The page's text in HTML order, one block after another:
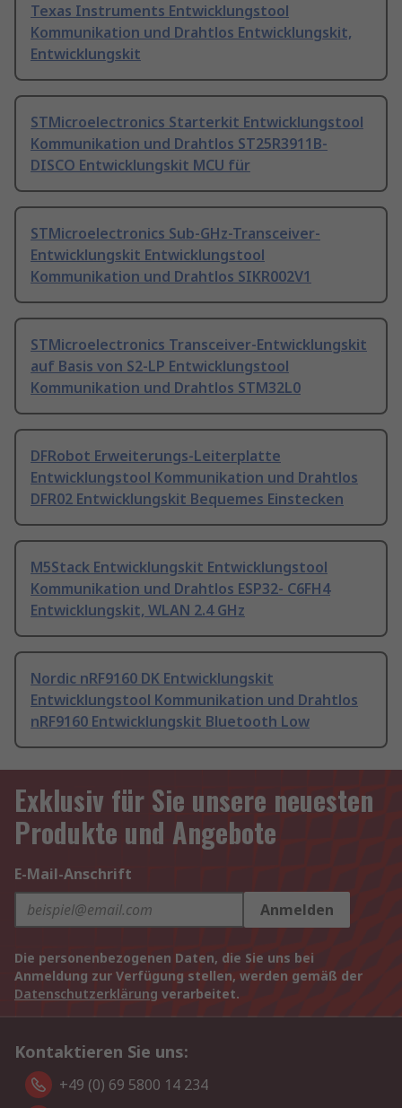
Texas Instruments Entwicklungstool
Kommunikation und Drahtlos Entwicklungskit,
Entwicklungskit
STMicroelectronics Starterkit Entwicklungstool
Kommunikation und Drahtlos ST25R3911B-
DISCO Entwicklungskit MCU für
STMicroelectronics Sub-GHz-Transceiver-
Entwicklungskit Entwicklungstool
Kommunikation und Drahtlos SIKR002V1
STMicroelectronics Transceiver-Entwicklungskit
auf Basis von S2-LP Entwicklungstool
Kommunikation und Drahtlos STM32L0
DFRobot Erweiterungs-Leiterplatte
Entwicklungstool Kommunikation und Drahtlos
DFR02 Entwicklungskit Bequemes Einstecken
M5Stack Entwicklungskit Entwicklungstool
Kommunikation und Drahtlos ESP32- C6FH4
Entwicklungskit, WLAN 2.4 GHz
Nordic nRF9160 DK Entwicklungskit
Entwicklungstool Kommunikation und Drahtlos
nRF9160 Entwicklungskit Bluetooth Low
Exklusiv für Sie unsere neuesten
Produkte und Angebote
E-Mail-Anschrift
Anmelden
Die personenbezogenen Daten, die Sie uns bei
Anmeldung zur Verfügung stellen, werden gemäß der
Datenschutzerklärung verarbeitet.
Kontaktieren Sie uns:
+49 (0) 69 5800 14 234